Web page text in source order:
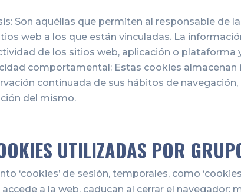
Son aquéllas que permiten al responsable
web a los que están vinculadas. La
de los sitios web, aplicación o plataforma
comportamental: Estas cookies
continuada de sus hábitos de
del mismo.
UTILIZADAS POR
‘cookies’ de sesión, temporales, como
a la web, caducan al cerrar el navegador;